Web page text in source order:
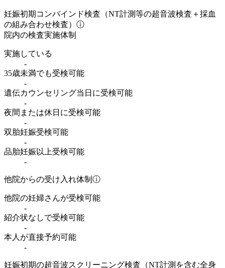
妊娠初期コンバインド検査（NT計測等の超音波検査＋採血
の組み合わせ検査） ⓘ
院内の検査実施体制
実施している
-
35歳未満でも受検可能
-
遺伝カウンセリング当日に受検可能
-
夜間または休日に受検可能
-
双胎妊娠受検可能
-
品胎妊娠以上受検可能
-
他院からの受け入れ体制 ⓘ
他院の妊婦さんが受検可能
-
紹介状なしで受検可能
-
本人が直接予約可能
-
妊娠初期の超音波スクリーニング検査（NT計測を含む全身